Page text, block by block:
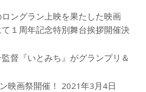
ングラン上映を果たした映画
１周年記念特別舞台挨拶開催決
督『いとみち』がグランプリ＆
映画祭開催！
2021年3月4日